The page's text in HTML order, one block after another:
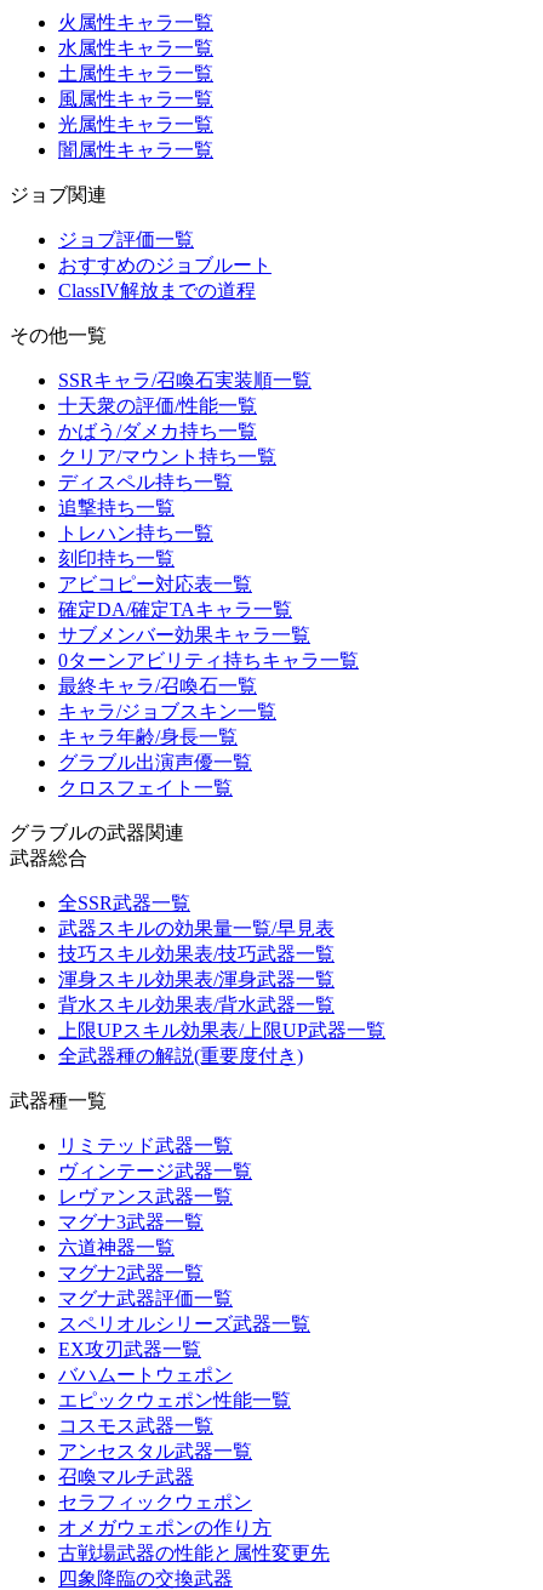
火属性キャラ一覧
水属性キャラ一覧
土属性キャラ一覧
風属性キャラ一覧
光属性キャラ一覧
闇属性キャラ一覧
ジョブ関連
ジョブ評価一覧
おすすめのジョブルート
ClassIV解放までの道程
その他一覧
SSRキャラ/召喚石実装順一覧
十天衆の評価/性能一覧
かばう/ダメカ持ち一覧
クリア/マウント持ち一覧
ディスペル持ち一覧
追撃持ち一覧
トレハン持ち一覧
刻印持ち一覧
アビコピー対応表一覧
確定DA/確定TAキャラ一覧
サブメンバー効果キャラ一覧
0ターンアビリティ持ちキャラ一覧
最終キャラ/召喚石一覧
キャラ/ジョブスキン一覧
キャラ年齢/身長一覧
グラブル出演声優一覧
クロスフェイト一覧
グラブルの武器関連
武器総合
全SSR武器一覧
武器スキルの効果量一覧/早見表
技巧スキル効果表/技巧武器一覧
渾身スキル効果表/渾身武器一覧
背水スキル効果表/背水武器一覧
上限UPスキル効果表/上限UP武器一覧
全武器種の解説(重要度付き)
武器種一覧
リミテッド武器一覧
ヴィンテージ武器一覧
レヴァンス武器一覧
マグナ3武器一覧
六道神器一覧
マグナ2武器一覧
マグナ武器評価一覧
スペリオルシリーズ武器一覧
EX攻刃武器一覧
バハムートウェポン
エピックウェポン性能一覧
コスモス武器一覧
アンセスタル武器一覧
召喚マルチ武器
セラフィックウェポン
オメガウェポンの作り方
古戦場武器の性能と属性変更先
四象降臨の交換武器